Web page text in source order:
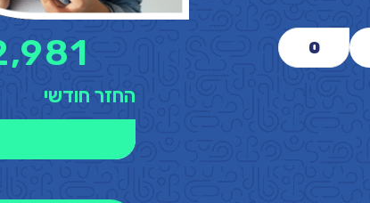
0
החזר חודשי